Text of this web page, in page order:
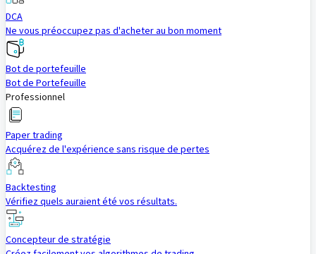
DCA
Ne vous préoccupez pas d'acheter au bon moment
Bot de portefeuille
Bot de Portefeuille
Professionnel
Paper trading
Acquérez de l'expérience sans risque de pertes
Backtesting
Vérifiez quels auraient été vos résultats.
Concepteur de stratégie